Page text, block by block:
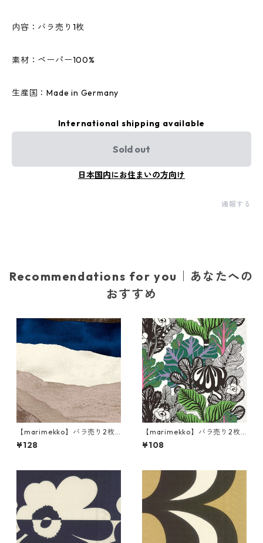
内容：バラ売り1枚
素材：ペーパー100%
生産国：Made in Germany
International shipping available
Sold out
日本国内にお住まいの方向け
通報する
Recommendations for you｜あなたへの
おすすめ
【marimekko】バラ売り2枚
ランチサイズ ペーパーナプキ
ン JOIKU クリームxブルー
¥128
【marimekko】バラ売り2枚
カクテルサイズ ペーパーナプ
キン KAALIMETSÄ グリーン
¥108